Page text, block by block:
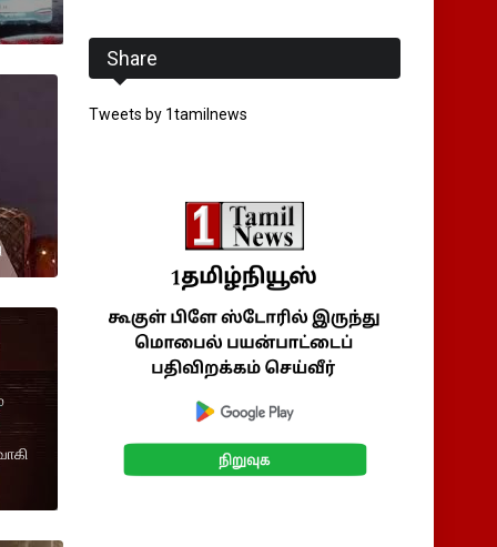
Share
Tweets by 1tamilnews